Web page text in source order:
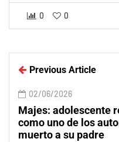
0 0
Previous Article
02/06/2026
Majes: adolescente
como uno de los
muerto a su padre